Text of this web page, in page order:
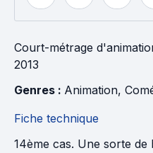
Court-métrage
2013
Genres : Animation,
Fiche technique
14ème cas. Une sorte de